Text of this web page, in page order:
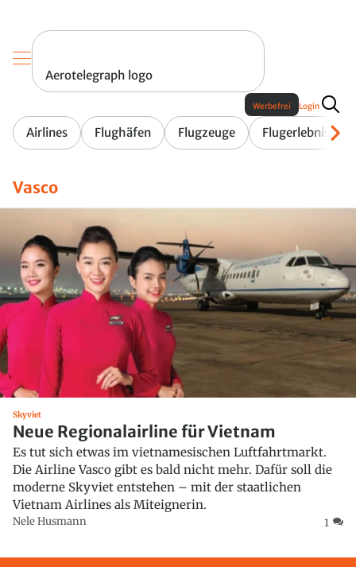
Aerotelegraph logo
Airlines Flughäfen Flugzeuge Flugerlebnis
Werbefrei Login
Vasco
Skyviet
Neue Regionalairline für Vietnam
Es tut sich etwas im vietnamesischen Luftfahrtmarkt.
Die Airline Vasco gibt es bald nicht mehr. Dafür soll die
moderne Skyviet entstehen – mit der staatlichen
Vietnam Airlines als Miteignerin.
Nele Husmann 1